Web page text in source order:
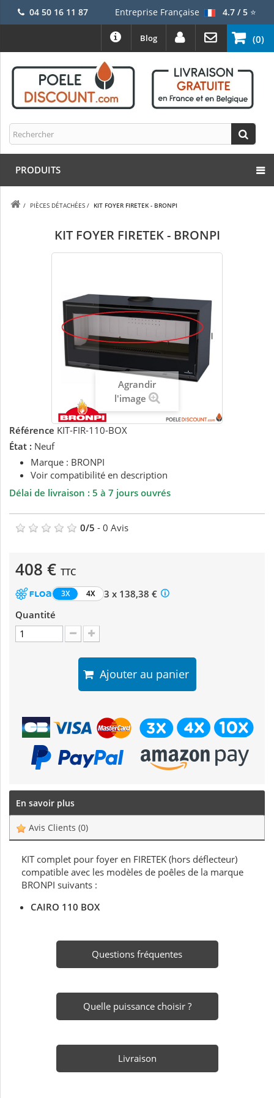
04 50 16 11 87 Entreprise Française 4.7 / 5⭐
(0)
Blog
PRODUITS
/ PIÈCES DÉTACHÉES / KIT FOYER FIRETEK - BRONPI
KIT FOYER FIRETEK - BRONPI
Agrandir
l'image
Référence KIT-FIR-110-BOX
État : Neuf
Marque : BRONPI
Voir compatibilité en description
Délai de livraison : 5 à 7 jours ouvrés
0/5 - 0 Avis
408 € TTC
3X 4X
3 x 138,38 €
Quantité
Ajouter au panier
En savoir plus
Avis Clients (0)
KIT complet pour foyer en FIRETEK (hors déflecteur)
compatible avec les modèles de poêles de la marque
BRONPI suivants :
CAIRO 110 BOX
Questions fréquentes
Quelle puissance choisir ?
Livraison